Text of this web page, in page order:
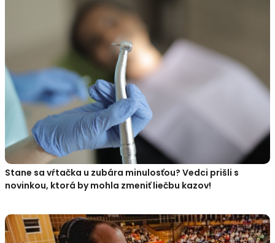
Stane sa vŕtačka u zubára minulosťou? Vedci prišli s
novinkou, ktorá by mohla zmeniť liečbu kazov!